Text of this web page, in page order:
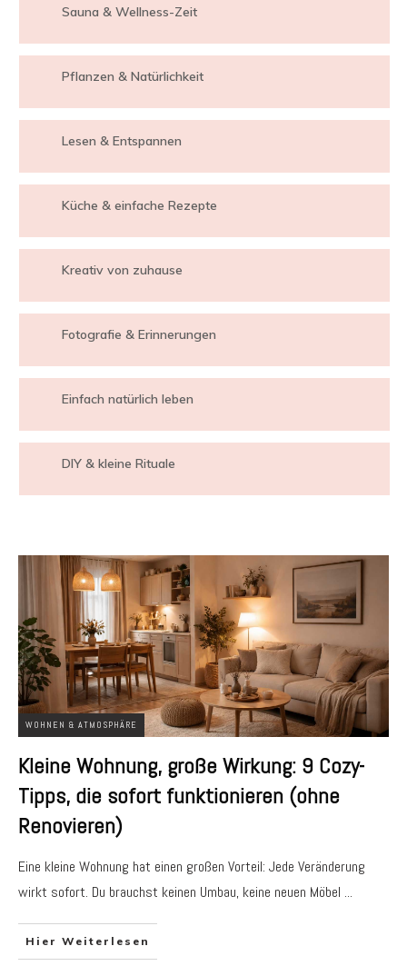
WOHNEN & ATMOSPHÄRE
Kleine Wohnung, große Wirkung: 9 Cozy-
Tipps, die sofort funktionieren (ohne
Renovieren)
Eine kleine Wohnung hat einen großen Vorteil: Jede Veränderung
wirkt sofort. Du brauchst keinen Umbau, keine neuen Möbel ...
Hier Weiterlesen
Sauna & Wellness-Zeit
Pflanzen & Natürlichkeit
Lesen & Entspannen
Küche & einfache Rezepte
Kreativ von zuhause
Fotografie & Erinnerungen
Einfach natürlich leben
DIY & kleine Rituale